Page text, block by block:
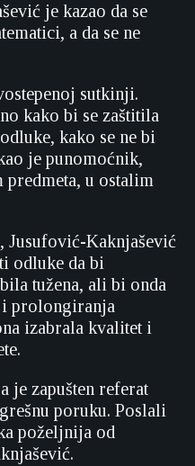
je kazao da se
a da se ne
sutkinji.
kako bi se zaštitila
kako se ne bi
je punomoćnik,
predmeta, u ostalim
Kaknjašević
odluke da bi
tužena, ali bi onda
i prolongiranja
izabrala kvalitet i
je zapušten referat
poruku. Poslali
poželjnija od